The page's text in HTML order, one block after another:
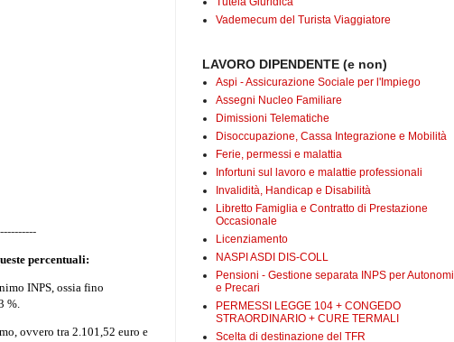
percentuali:
INPS, ossia fino
%.
ovvero tra 2.101,52 euro e
Vademecum del Turista Viaggiatore
LAVORO DIPENDENTE (e non)
Aspi - Assicurazione Sociale per l'Impiego
Assegni Nucleo Familiare
Dimissioni Telematiche
Disoccupazione, Cassa Integrazione e Mobilità
Ferie, permessi e malattia
Infortuni sul lavoro e malattie professionali
Invalidità, Handicap e Disabilità
Libretto Famiglia e Contratto di Prestazione
Occasionale
Licenziamento
NASPI ASDI DIS-COLL
Pensioni - Gestione separata INPS per Autonomi
e Precari
PERMESSI LEGGE 104 + CONGEDO
STRAORDINARIO + CURE TERMALI
Scelta di destinazione del TFR